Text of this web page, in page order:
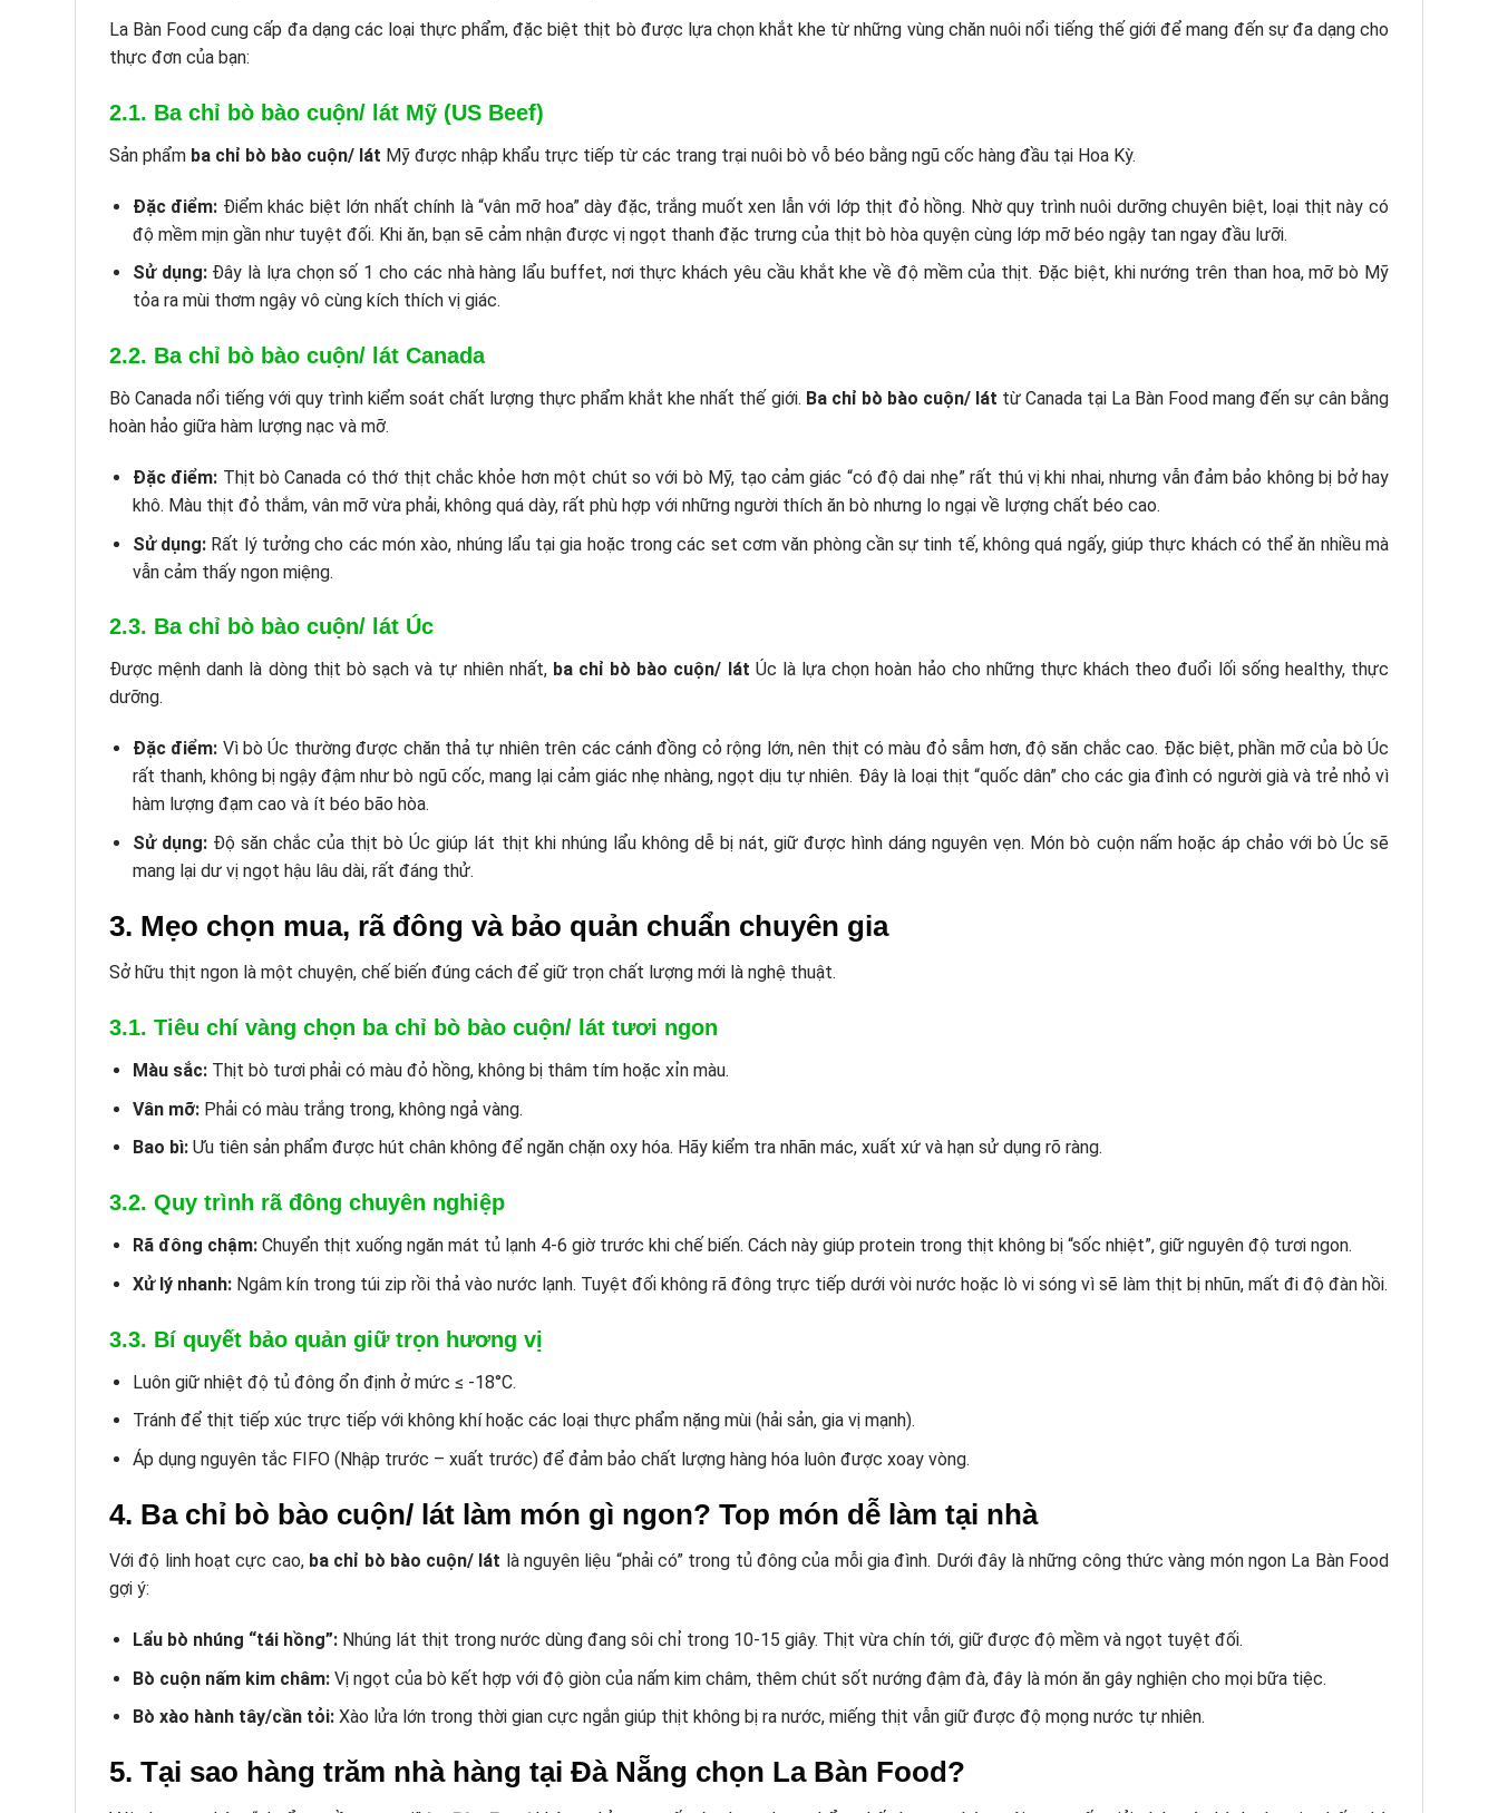
La Bàn Food cung cấp đa dạng các loại thực phẩm, đặc biệt thịt bò được lựa chọn khắt khe từ những vùng chăn nuôi nổi tiếng thế giới để mang đến sự đa dạng cho
thực đơn của bạn:
2.1. Ba chỉ bò bào cuộn/ lát Mỹ (US Beef)
Sản phẩm ba chỉ bò bào cuộn/ lát Mỹ được nhập khẩu trực tiếp từ các trang trại nuôi bò vỗ béo bằng ngũ cốc hàng đầu tại Hoa Kỳ.
Đặc điểm: Điểm khác biệt lớn nhất chính là “vân mỡ hoa” dày đặc, trắng muốt xen lẫn với lớp thịt đỏ hồng. Nhờ quy trình nuôi dưỡng chuyên biệt, loại thịt này có
độ mềm mịn gần như tuyệt đối. Khi ăn, bạn sẽ cảm nhận được vị ngọt thanh đặc trưng của thịt bò hòa quyện cùng lớp mỡ béo ngậy tan ngay đầu lưỡi.
Sử dụng:Đây là lựa chọn số 1 cho các nhà hàng lẩu buffet, nơi thực khách yêu cầu khắt khe về độ mềm của thịt. Đặc biệt, khi nướng trên than hoa, mỡ bò Mỹ
tỏa ra mùi thơm ngậy vô cùng kích thích vị giác.
2.2. Ba chỉ bò bào cuộn/ lát Canada
Bò Canada nổi tiếng với quy trình kiểm soát chất lượng thực phẩm khắt khe nhất thế giới. Ba chỉ bò bào cuộn/ lát từ Canada tại La Bàn Food mang đến sự cân bằng
hoàn hảo giữa hàm lượng nạc và mỡ.
Đặc điểm: Thịt bò Canada có thớ thịt chắc khỏe hơn một chút so với bò Mỹ, tạo cảm giác “có độ dai nhẹ” rất thú vị khi nhai, nhưng vẫn đảm bảo không bị bở hay
khô. Màu thịt đỏ thắm, vân mỡ vừa phải, không quá dày, rất phù hợp với những người thích ăn bò nhưng lo ngại về lượng chất béo cao.
Sử dụng: Rất lý tưởng cho các món xào, nhúng lẩu tại gia hoặc trong các set cơm văn phòng cần sự tinh tế, không quá ngấy, giúp thực khách có thể ăn nhiều mà
vẫn cảm thấy ngon miệng.
2.3. Ba chỉ bò bào cuộn/ lát Úc
Được mệnh danh là dòng thịt bò sạch và tự nhiên nhất, ba chỉ bò bào cuộn/ lát Úc là lựa chọn hoàn hảo cho những thực khách theo đuổi lối sống healthy, thực
dưỡng.
Đặc điểm: Vì bò Úc thường được chăn thả tự nhiên trên các cánh đồng cỏ rộng lớn, nên thịt có màu đỏ sẫm hơn, độ săn chắc cao. Đặc biệt, phần mỡ của bò Úc
rất thanh, không bị ngậy đậm như bò ngũ cốc, mang lại cảm giác nhẹ nhàng, ngọt dịu tự nhiên. Đây là loại thịt “quốc dân” cho các gia đình có người già và trẻ nhỏ vì
hàm lượng đạm cao và ít béo bão hòa.
Sử dụng:Độ săn chắc của thịt bò Úc giúp lát thịt khi nhúng lẩu không dễ bị nát, giữ được hình dáng nguyên vẹn. Món bò cuộn nấm hoặc áp chảo với bò Úc sẽ
mang lại dư vị ngọt hậu lâu dài, rất đáng thử.
3. Mẹo chọn mua, rã đông và bảo quản chuẩn chuyên gia
Sở hữu thịt ngon là một chuyện, chế biến đúng cách để giữ trọn chất lượng mới là nghệ thuật.
3.1. Tiêu chí vàng chọn ba chỉ bò bào cuộn/ lát tươi ngon
Màu sắc:Thịt bò tươi phải có màu đỏ hồng, không bị thâm tím hoặc xỉn màu.
Vân mỡ:Phải có màu trắng trong, không ngả vàng.
Bao bì:Ưu tiên sản phẩm được hút chân không để ngăn chặn oxy hóa. Hãy kiểm tra nhãn mác, xuất xứ và hạn sử dụng rõ ràng.
3.2. Quy trình rã đông chuyên nghiệp
Rã đông chậm:Chuyển thịt xuống ngăn mát tủ lạnh 4-6 giờ trước khi chế biến. Cách này giúp protein trong thịt không bị “sốc nhiệt”, giữ nguyên độ tươi ngon.
Xử lý nhanh:Ngâm kín trong túi zip rồi thả vào nước lạnh. Tuyệt đối không rã đông trực tiếp dưới vòi nước hoặc lò vi sóng vì sẽ làm thịt bị nhũn, mất đi độ đàn hồi.
3.3. Bí quyết bảo quản giữ trọn hương vị
Luôn giữ nhiệt độ tủ đông ổn định ở mức ≤ -18°C.
Tránh để thịt tiếp xúc trực tiếp với không khí hoặc các loại thực phẩm nặng mùi (hải sản, gia vị mạnh).
Áp dụng nguyên tắc FIFO (Nhập trước – xuất trước) để đảm bảo chất lượng hàng hóa luôn được xoay vòng.
4. Ba chỉ bò bào cuộn/ lát làm món gì ngon? Top món dễ làm tại nhà
Với độ linh hoạt cực cao, ba chỉ bò bào cuộn/ lát là nguyên liệu “phải có” trong tủ đông của mỗi gia đình. Dưới đây là những công thức vàng món ngon La Bàn Food
gợi ý:
Lẩu bò nhúng “tái hồng”:Nhúng lát thịt trong nước dùng đang sôi chỉ trong 10-15 giây. Thịt vừa chín tới, giữ được độ mềm và ngọt tuyệt đối.
Bò cuộn nấm kim châm:Vị ngọt của bò kết hợp với độ giòn của nấm kim châm, thêm chút sốt nướng đậm đà, đây là món ăn gây nghiện cho mọi bữa tiệc.
Bò xào hành tây/cần tỏi:Xào lửa lớn trong thời gian cực ngắn giúp thịt không bị ra nước, miếng thịt vẫn giữ được độ mọng nước tự nhiên.
5. Tại sao hàng trăm nhà hàng tại Đà Nẵng chọn La Bàn Food?